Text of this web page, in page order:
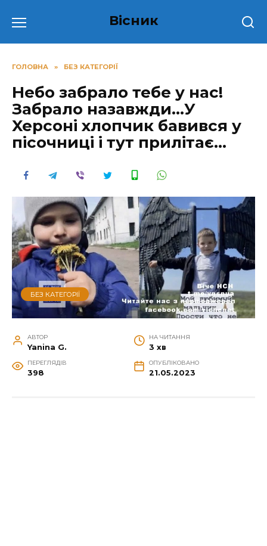
до
Вісник
ГОЛОВНА » БЕЗ КАТЕГОРІЇ
Небо забрало тебе у нас!
Забрало назавжди…У
Xepcoнi хлопчик бавився у
пісочниці і тут прилітає…
БЕЗ КАТЕГОРІЇ
АВТОР
Yanina G.
НА ЧИТАННЯ
3 хв
ПЕРЕГЛЯДІВ
398
ОПУБЛІКОВАНО
21.05.2023